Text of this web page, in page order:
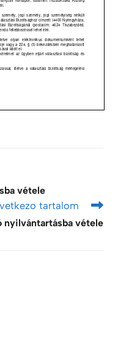
vétele
tartalom
nyilvántartásba vétele